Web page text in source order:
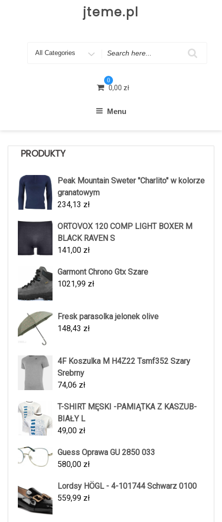
jteme.pl
Search
0
0,00 zł
Menu
PRODUKTY
Peak Mountain Sweter "Charlito" w kolorze
granatowym
234,13 zł
ORTOVOX 120 COMP LIGHT BOXER M
BLACK RAVEN S
141,00 zł
Garmont Chrono Gtx Szare
1021,99 zł
Fresk parasolka jelonek olive
148,43 zł
4F Koszulka M H4Z22 Tsmf352 Szary
Srebrny
74,06 zł
T-SHIRT MĘSKI -PAMIĄTKA Z KASZUB-
BIAŁY L
49,00 zł
Guess Oprawa GU 2850 033
580,00 zł
Lordsy HÖGL - 4-101744 Schwarz 0100
559,99 zł